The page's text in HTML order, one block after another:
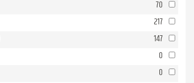
70
217
147
0
0